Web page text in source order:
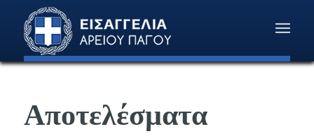
Αποτελέσματα